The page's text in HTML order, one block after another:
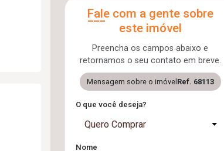
Fale com a gente sobre
este imóvel
Preencha os campos abaixo e
retornamos o seu contato em breve.
Mensagem sobre o imóvel Ref. 68113
O que você deseja?
Quero Comprar
Nome